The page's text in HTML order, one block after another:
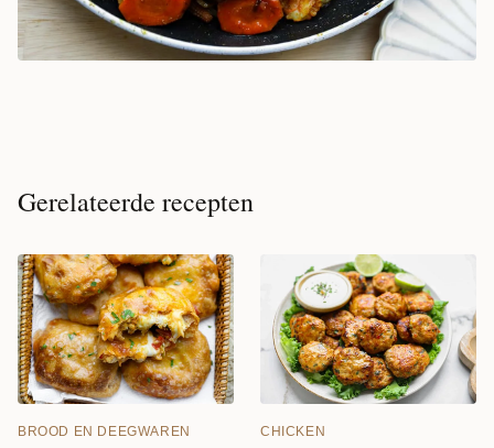
Gerelateerde recepten
BROOD EN DEEGWAREN CHICKEN